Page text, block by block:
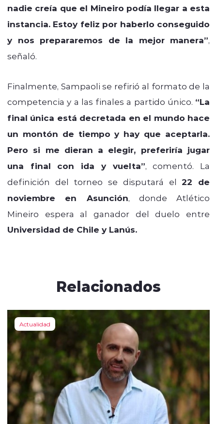
nadie creía que el Mineiro podía llegar a esta
instancia. Estoy feliz por haberlo conseguido
y nos prepararemos de la mejor manera”,
señaló.
Finalmente, Sampaoli se refirió al formato de la
competencia y a las finales a partido único. “La
final única está decretada en el mundo hace
un montón de tiempo y hay que aceptarla.
Pero si me dieran a elegir, preferiría jugar
una final con ida y vuelta”, comentó. La
definición del torneo se disputará el22 de
noviembre en Asunción, donde Atlético
Mineiro espera al ganador del duelo entre
Universidad de Chile y Lanús.
Relacionados
Actualidad